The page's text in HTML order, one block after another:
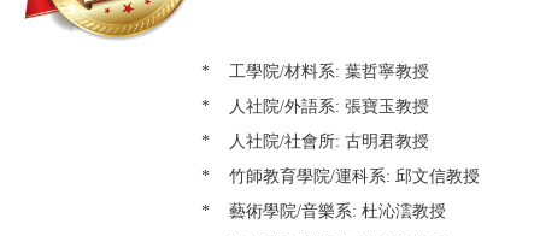
*工學院/材料系:葉哲寧教授
*
人社院/外語系:張寶玉教授
*
人社院/社會所:古明君教授
*竹師教育學院/運科系:邱文信教授
*藝術學院/音樂系:杜沁澐教授